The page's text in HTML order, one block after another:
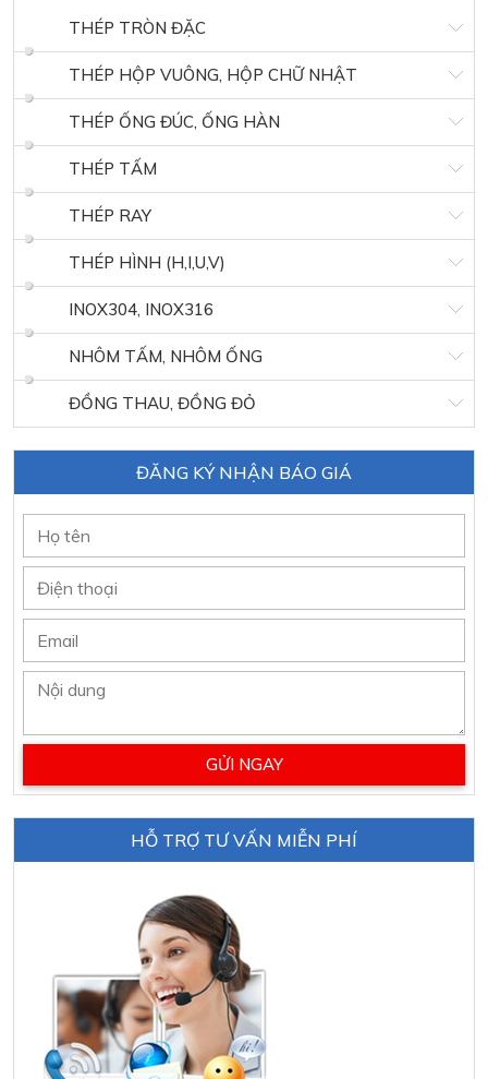
THÉP TRÒN ĐẶC
THÉP HỘP VUÔNG, HỘP CHỮ NHẬT
THÉP ỐNG ĐÚC, ỐNG HÀN
THÉP TẤM
THÉP RAY
THÉP HÌNH (H,I,U,V)
INOX304, INOX316
NHÔM TẤM, NHÔM ỐNG
ĐỒNG THAU, ĐỒNG ĐỎ
ĐĂNG KÝ NHẬN BÁO GIÁ
HỖ TRỢ TƯ VẤN MIỄN PHÍ